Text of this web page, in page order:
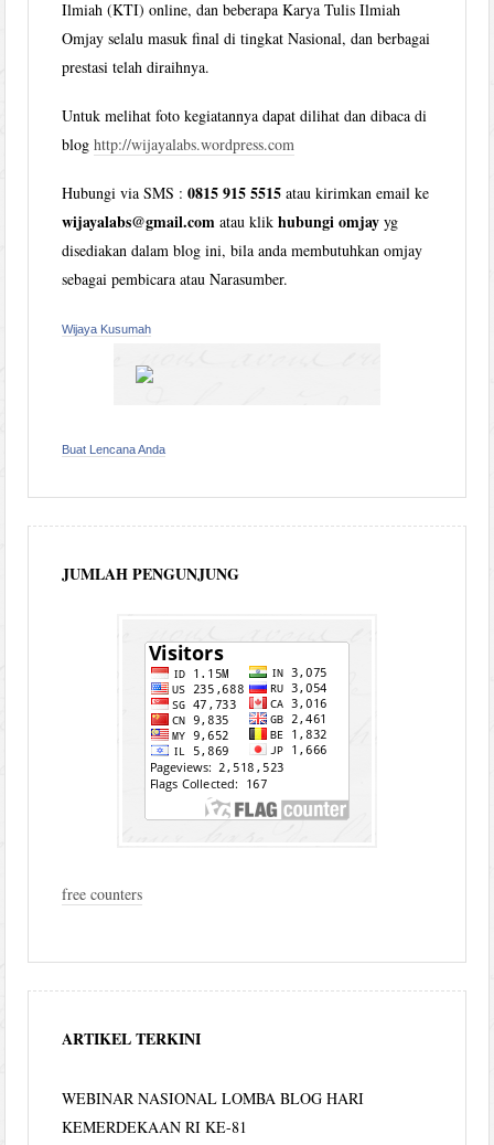
Ilmiah (KTI) online, dan beberapa Karya Tulis Ilmiah
Omjay selalu masuk final di tingkat Nasional, dan berbagai
prestasi telah diraihnya.
Untuk melihat foto kegiatannya dapat dilihat dan dibaca di
bloghttp://wijayalabs.wordpress.com
Hubungi via SMS :0815 915 5515 atau kirimkan email ke
wijayalabs@gmail.com atau klikhubungi omjay yg
disediakan dalam blog ini, bila anda membutuhkan omjay
sebagai pembicara atau Narasumber.
Wijaya Kusumah
Buat Lencana Anda
JUMLAH PENGUNJUNG
free counters
ARTIKEL TERKINI
WEBINAR NASIONAL LOMBA BLOG HARI
KEMERDEKAAN RI KE-81